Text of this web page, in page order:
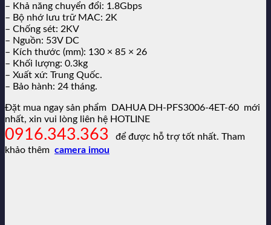
– Khả năng chuyển đổi: 1.8Gbps
– Bộ nhớ lưu trữ MAC: 2K
– Chống sét: 2KV
– Nguồn: 53V DC
– Kích thước (mm): 130 × 85 × 26
– Khối lượng: 0.3kg
– Xuất xứ: Trung Quốc.
– Bảo hành: 24 tháng.
Đặt mua ngay sản phẩm DAHUA DH-PFS3006-4ET-60 mới
nhất, xin vui lòng liên hệ HOTLINE
0916.343.363
để được hỗ trợ tốt nhất. Tham
khảo thêm camera imou